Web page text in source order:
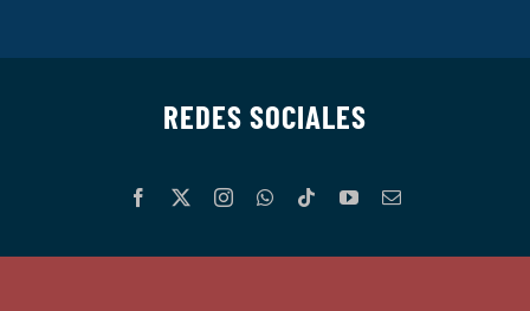
REDES SOCIALES